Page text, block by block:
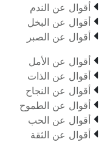
 أقوال عن الندم
 أقوال عن البخل
 أقوال عن الصبر
 أقوال عن الأمل
 أقوال عن الذات
 أقوال عن النجاح
 أقوال عن الطموح
 أقوال عن الحب
 أقوال عن الثقة